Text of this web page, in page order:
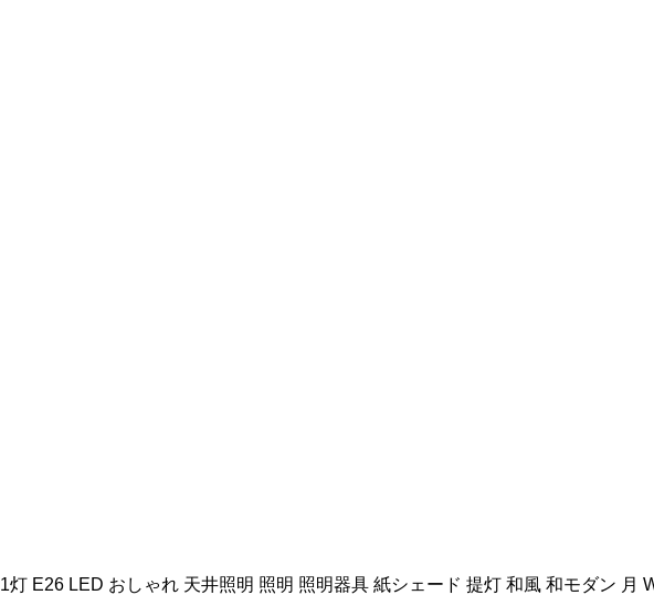
E26 LED おしゃれ 天井照明 照明 照明器具 紙シェード 提灯 和風 和モダン 月